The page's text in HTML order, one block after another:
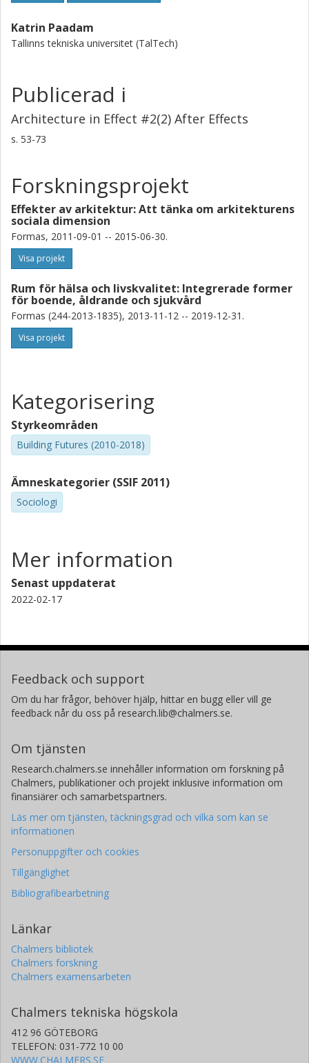
Katrin Paadam
Tallinns tekniska universitet (TalTech)
Publicerad i
Architecture in Effect #2(2) After Effects
s. 53-73
Forskningsprojekt
Effekter av arkitektur: Att tänka om arkitekturens
sociala dimension
Formas, 2011-09-01 -- 2015-06-30.
Visa projekt
Rum för hälsa och livskvalitet: Integrerade former
för boende, åldrande och sjukvård
Formas (244-2013-1835), 2013-11-12 -- 2019-12-31.
Visa projekt
Kategorisering
Styrkeområden
Building Futures (2010-2018)
Ämneskategorier (SSIF 2011)
Sociologi
Mer information
Senast uppdaterat
2022-02-17
Feedback och support
Om du har frågor, behöver hjälp, hittar en bugg eller vill ge
feedback når du oss på research.lib@chalmers.se.
Om tjänsten
Research.chalmers.se innehåller information om forskning på
Chalmers, publikationer och projekt inklusive information om
finansiärer och samarbetspartners.
Läs mer om tjänsten, täckningsgrad och vilka som kan se
informationen
Personuppgifter och cookies
Tillgänglighet
Bibliografibearbetning
Länkar
Chalmers bibliotek
Chalmers forskning
Chalmers examensarbeten
Chalmers tekniska högskola
412 96 GÖTEBORG
TELEFON: 031-772 10 00
WWW.CHALMERS.SE